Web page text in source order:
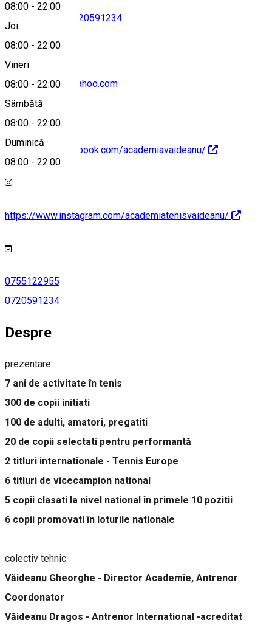
08:00 - 22:00
Joi
08:00 - 22:00
Vineri
08:00 - 22:00
Sâmbătă
08:00 - 22:00
Duminică
08:00 - 22:00
0720591234
vaideanutenis@yahoo.com
https://www.facebook.com/academiavaideanu/
https://www.instagram.com/academiatenisvaideanu/
0755122955
0720591234
Despre
prezentare:
7 ani de activitate în tenis
300 de copii initiati
100 de adulti, amatori, pregatiti
20 de copii selectati pentru performantă
2 titluri internationale - Tennis Europe
6 titluri de vicecampion national
5 copii clasati la nivel national în primele 10 pozitii
6 copii promovati în loturile nationale
colectiv tehnic:
Văideanu Gheorghe - Director Academie, Antrenor
Coordonator
Văideanu Dragos - Antrenor International -acreditat